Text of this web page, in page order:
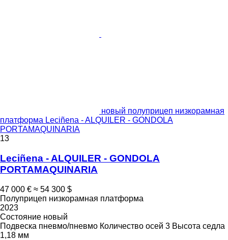
новый полуприцеп низкорамная
платформа Leciñena - ALQUILER - GONDOLA
PORTAMAQUINARIA
13
Leciñena - ALQUILER - GONDOLA
PORTAMAQUINARIA
47 000 € ≈ 54 300 $
Полуприцеп низкорамная платформа
2023
Состояние новый
Подвеска пневмо/пневмо Количество осей 3 Высота седла
1,18 мм